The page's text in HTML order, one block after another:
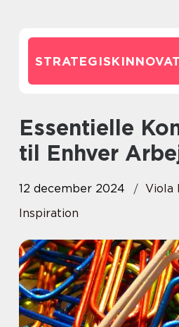
Essentielle Kontorartikler
til Enhver
12 december 2024
Viola
Inspiration